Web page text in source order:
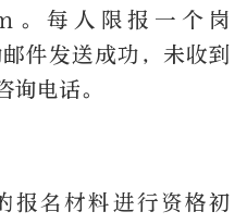
。每人限报一个岗
件发送成功，未收到
询电话。
报名材料进行资格初